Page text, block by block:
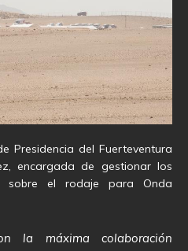
Presidencia del Fuerteventura
encargada de gestionar los
el rodaje para Onda
la máxima colaboración